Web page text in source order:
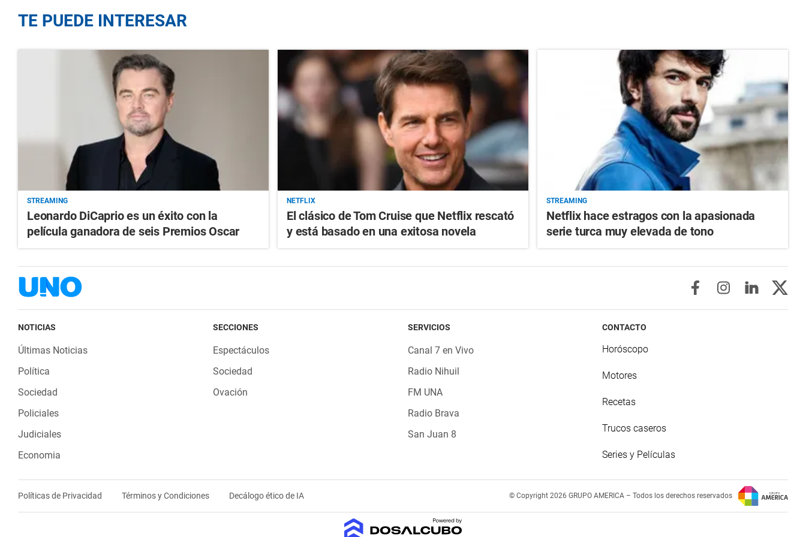
TE PUEDE INTERESAR
STREAMING
Leonardo DiCaprio es un éxito con la
película ganadora de seis Premios Oscar
NETFLIX
El clásico de Tom Cruise que Netflix rescató
y está basado en una exitosa novela
STREAMING
Netflix hace estragos con la apasionada
serie turca muy elevada de tono
NOTICIAS
Últimas Noticias
Política
Sociedad
Policiales
Judiciales
Economia
SECCIONES
Espectáculos
Sociedad
Ovación
SERVICIOS
Canal 7 en Vivo
Radio Nihuil
FM UNA
Radio Brava
San Juan 8
CONTACTO
Horóscopo
Motores
Recetas
Trucos caseros
Series y Películas
Políticas de Privacidad Términos y Condiciones Decálogo ético de IA © Copyright 2026 GRUPO AMERICA – Todos los derechos reservados